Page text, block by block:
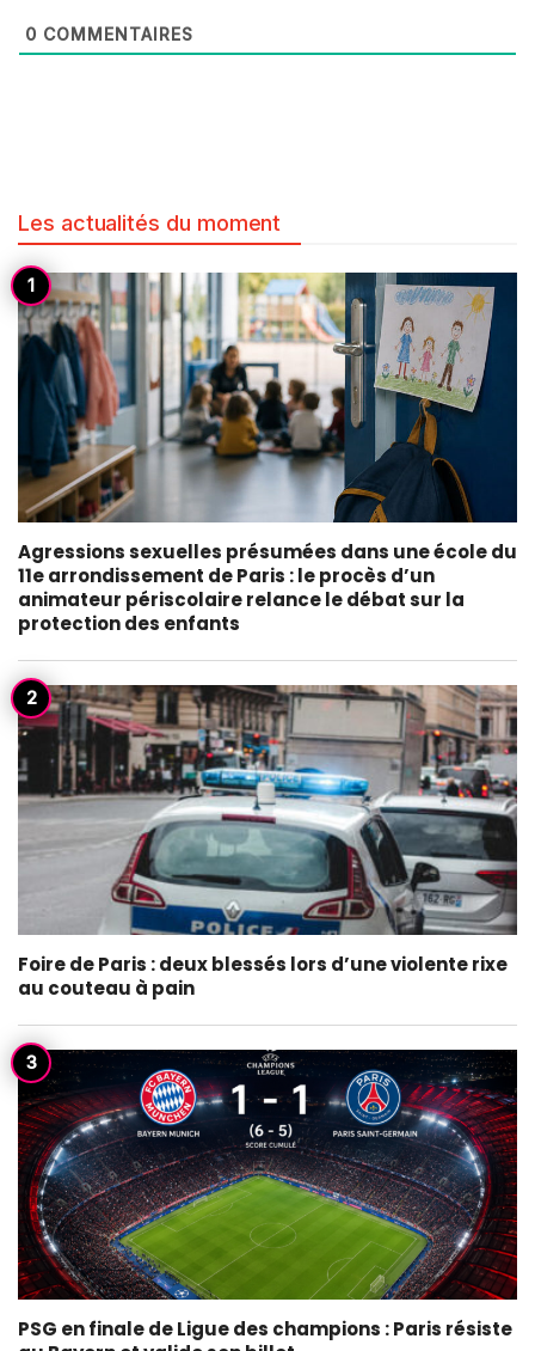
0 COMMENTAIRES
Les actualités du moment
Agressions sexuelles présumées dans une école du
11e arrondissement de Paris : le procès d’un
animateur périscolaire relance le débat sur la
protection des enfants
Foire de Paris : deux blessés lors d’une violente rixe
au couteau à pain
PSG en finale de Ligue des champions : Paris résiste